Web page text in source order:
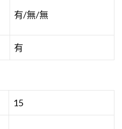
有/無/無
有
15